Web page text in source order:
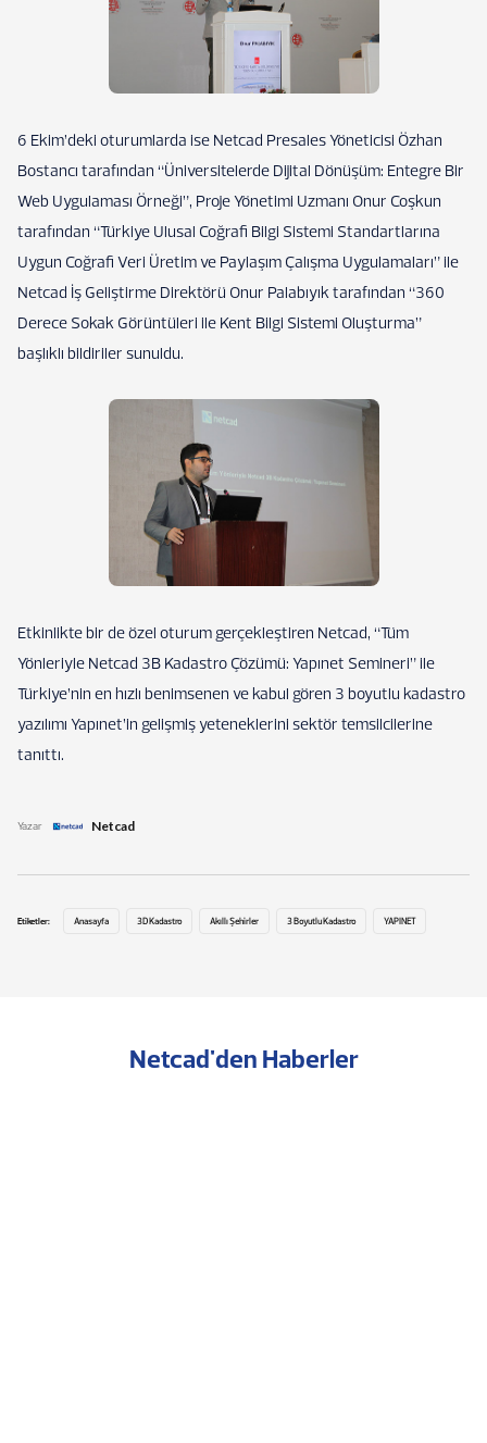
6 Ekim’deki oturumlarda ise Netcad Presales Yöneticisi Özhan
Bostancı tarafından “Üniversitelerde Dijital Dönüşüm: Entegre Bir
Web Uygulaması Örneği”, Proje Yönetimi Uzmanı Onur Coşkun
tarafından “Türkiye Ulusal Coğrafi Bilgi Sistemi Standartlarına
Uygun Coğrafi Veri Üretim ve Paylaşım Çalışma Uygulamaları” ile
Netcad İş Geliştirme Direktörü Onur Palabıyık tarafından “360
Derece Sokak Görüntüleri ile Kent Bilgi Sistemi Oluşturma”
başlıklı bildiriler sunuldu.
Etkinlikte bir de özel oturum gerçekleştiren Netcad, “Tüm
Yönleriyle Netcad 3B Kadastro Çözümü: Yapınet Semineri” ile
Türkiye’nin en hızlı benimsenen ve kabul gören 3 boyutlu kadastro
yazılımı Yapınet’in gelişmiş yeteneklerini sektör temsilcilerine
tanıttı.
Yazar Netcad
Etiketler: Anasayfa 3D Kadastro Akıllı Şehirler 3 Boyutlu Kadastro YAPINET
Netcad'den Haberler